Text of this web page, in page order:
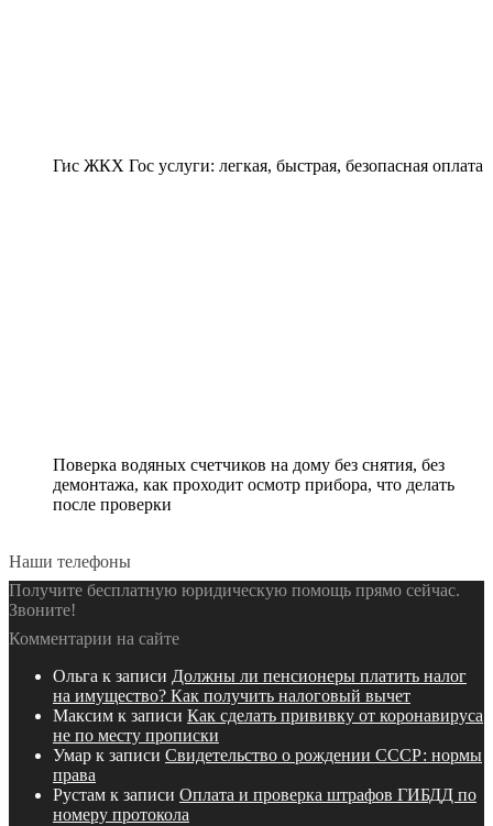
Гис ЖКХ Гос услуги: легкая, быстрая, безопасная оплата
Поверка водяных счетчиков на дому без снятия, без
демонтажа, как проходит осмотр прибора, что делать
после проверки
Наши телефоны
Получите бесплатную юридическую помощь прямо сейчас.
Звоните!
Комментарии на сайте
Ольга к записи Должны ли пенсионеры платить налог
на имущество? Как получить налоговый вычет
Максим к записи Как сделать прививку от коронавируса
не по месту прописки
Умар к записи Свидетельство о рождении СССР: нормы
права
Рустам к записи Оплата и проверка штрафов ГИБДД по
номеру протокола